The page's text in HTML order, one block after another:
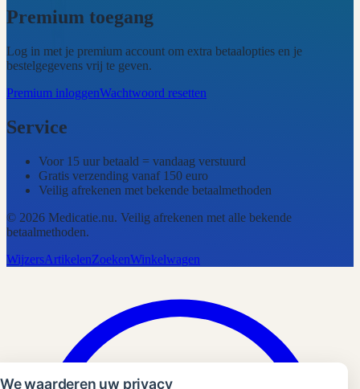
Premium toegang
Log in met je premium account om extra betaalopties en je
bestelgegevens vrij te geven.
Premium inloggenWachtwoord resetten
Service
Voor 15 uur betaald = vandaag verstuurd
Gratis verzending vanaf 150 euro
Veilig afrekenen met bekende betaalmethoden
© 2026 Medicatie.nu. Veilig afrekenen met alle bekende
betaalmethoden.
WijzersArtikelenZoekenWinkelwagen
We waarderen uw privacy